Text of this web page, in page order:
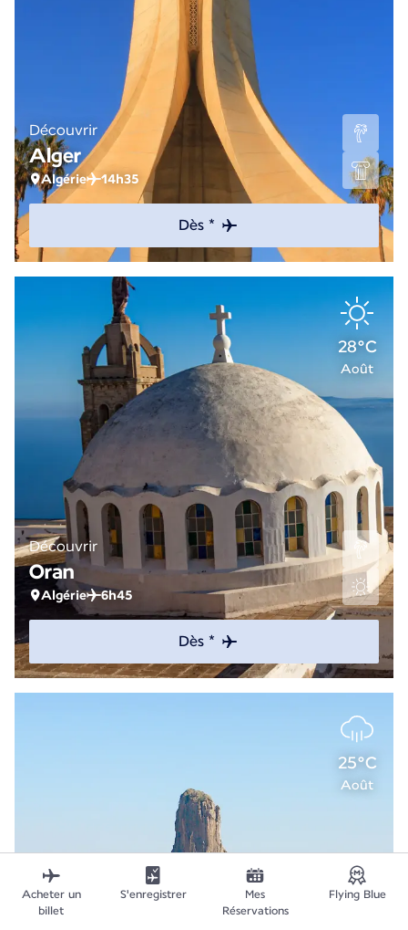
Découvrir
Alger
Algérie 14h35
Dès *
28°C
Août
Découvrir
Oran
Algérie 6h45
Dès *
25°C
Août
Acheter un
billet
S'enregistrer
Mes
Réservations
Flying Blue